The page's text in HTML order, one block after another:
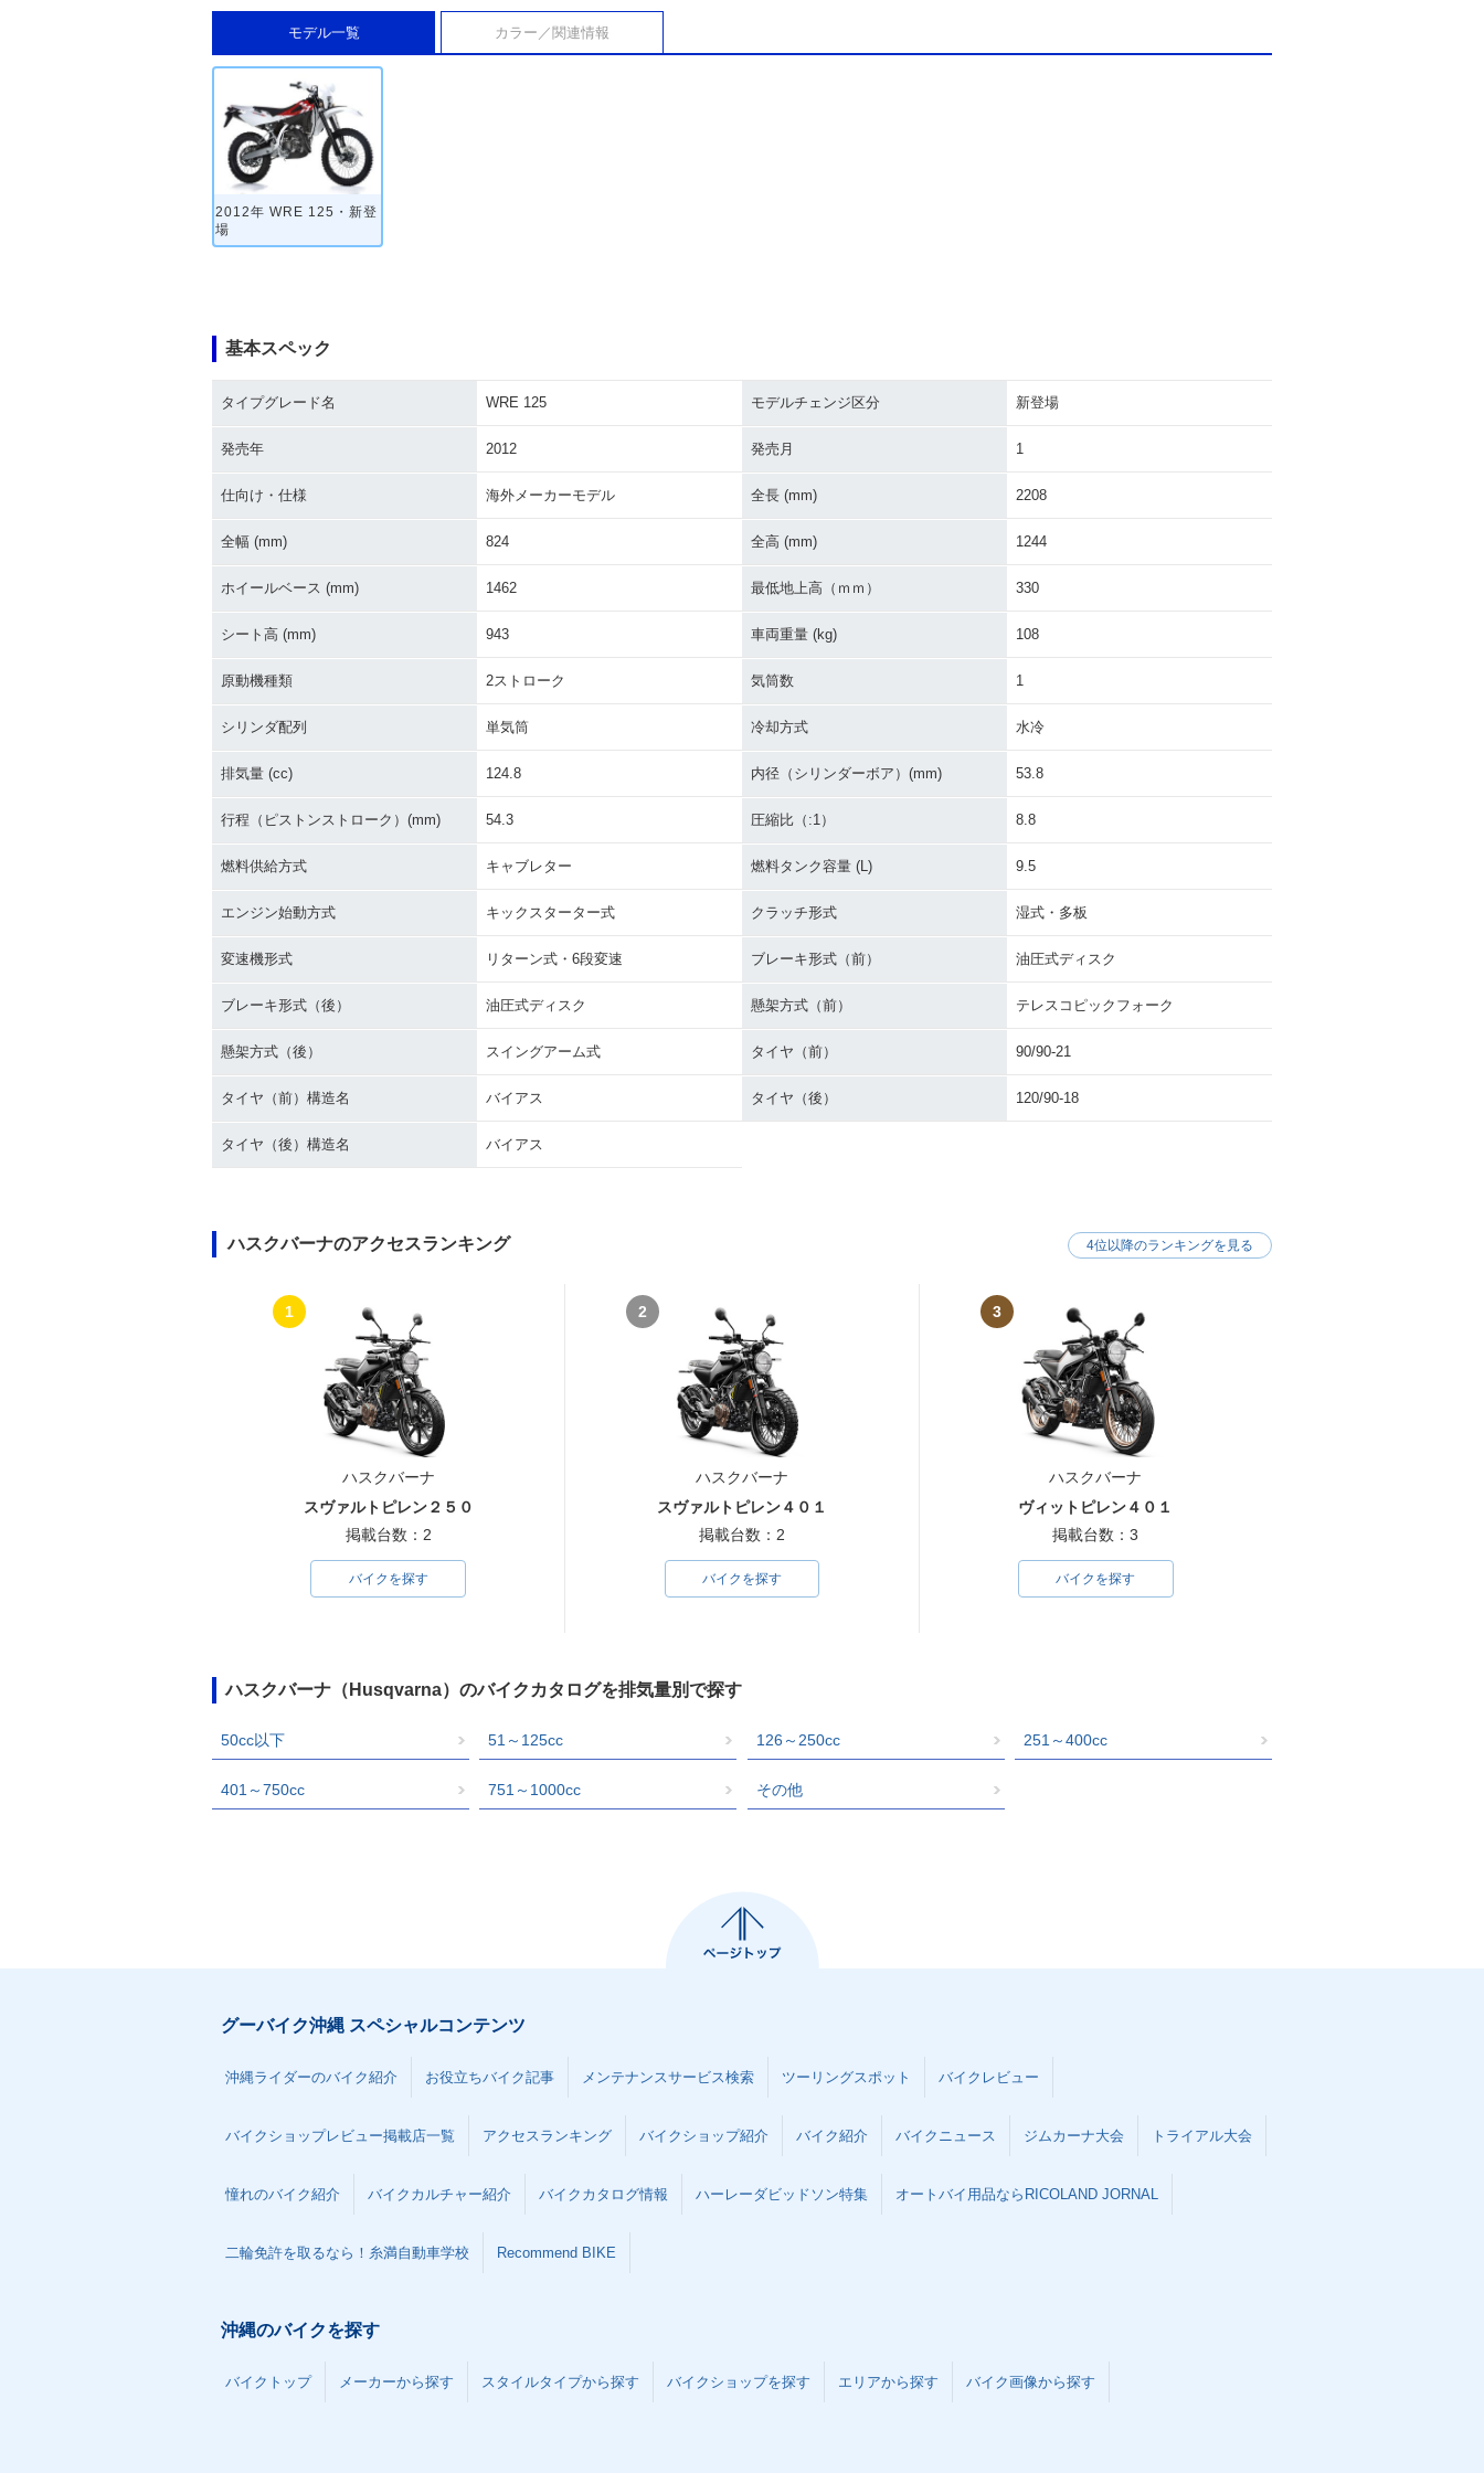
モデル一覧 カラー／関連情報
2012年 WRE 125・新登
場
基本スペック
タイプグレード名 WRE 125 モデルチェンジ区分 新登場
発売年 2012 発売月 1
仕向け・仕様 海外メーカーモデル 全長 (mm) 2208
全幅 (mm) 824 全高 (mm) 1244
ホイールベース (mm) 1462 最低地上高（ｍｍ） 330
シート高 (mm) 943 車両重量 (kg) 108
原動機種類 2ストローク 気筒数 1
シリンダ配列 単気筒 冷却方式 水冷
排気量 (cc) 124.8 内径（シリンダーボア）(mm) 53.8
行程（ピストンストローク）(mm) 54.3 圧縮比（:1） 8.8
燃料供給方式 キャブレター 燃料タンク容量 (L) 9.5
エンジン始動方式 キックスターター式 クラッチ形式 湿式・多板
変速機形式 リターン式・6段変速 ブレーキ形式（前） 油圧式ディスク
ブレーキ形式（後） 油圧式ディスク 懸架方式（前） テレスコピックフォーク
懸架方式（後） スイングアーム式 タイヤ（前） 90/90-21
タイヤ（前）構造名 バイアス タイヤ（後） 120/90-18
タイヤ（後）構造名 バイアス
ハスクバーナのアクセスランキング
1
ハスクバーナ
スヴァルトピレン２５０
掲載台数：2
バイクを探す
2
ハスクバーナ
スヴァルトピレン４０１
掲載台数：2
バイクを探す
3
ハスクバーナ
ヴィットピレン４０１
掲載台数：3
バイクを探す
4位以降のランキングを見る
ハスクバーナ（Husqvarna）のバイクカタログを排気量別で探す
50cc以下 51～125cc 126～250cc 251～400cc
401～750cc 751～1000cc その他
グーバイク沖縄 スペシャルコンテンツ
沖縄ライダーのバイク紹介 お役立ちバイク記事 メンテナンスサービス検索 ツーリングスポット バイクレビュー
バイクショップレビュー掲載店一覧 アクセスランキング バイクショップ紹介 バイク紹介 バイクニュース ジムカーナ大会 トライアル大会
憧れのバイク紹介 バイクカルチャー紹介 バイクカタログ情報 ハーレーダビッドソン特集 オートバイ用品ならRICOLAND JORNAL
二輪免許を取るなら！糸満自動車学校 Recommend BIKE
沖縄のバイクを探す
バイクトップ メーカーから探す スタイルタイプから探す バイクショップを探す エリアから探す バイク画像から探す